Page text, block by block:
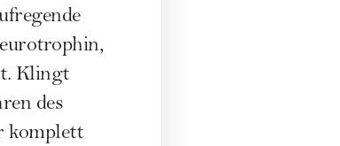
Klingt
des
komplett